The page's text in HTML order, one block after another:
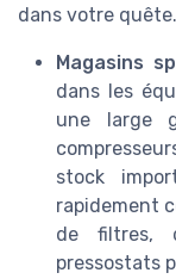
dans votre quête.
Magasins
dans les
une large
stock
rapidement
de filtres,
pressostats